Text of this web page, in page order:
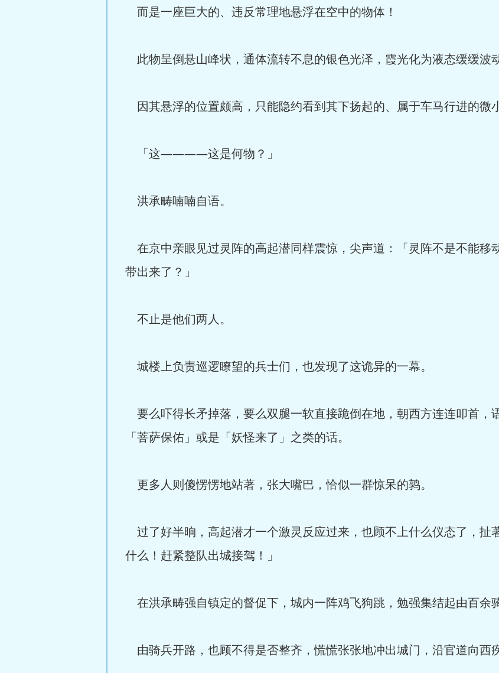
而是一座巨大的、违反常理地悬浮在空中的物体！
此物呈倒悬山峰状，通体流转不息的银色光泽，霞光化为液态缓缓波
因其悬浮的位置颇高，只能隐约看到其下扬起的、属于车马行进的微
「这————这是何物？」
洪承畴喃喃自语。
在京中亲眼见过灵阵的高起潜同样震惊，尖声道：「灵阵不是不能
带出来了？」
不止是他们两人。
城楼上负责巡逻瞭望的兵士们，也发现了这诡异的一幕。
要么吓得长矛掉落，要么双腿一软直接跪倒在地，朝西方连连叩首，
「菩萨保佑」或是「妖怪来了」之类的话。
更多人则傻愣愣地站著，张大嘴巴，恰似一群惊呆的鹑。
过了好半晌，高起潜才一个激灵反应过来，也顾不上什么仪态了，
什么！赶紧整队出城接驾！」
在洪承畴强自镇定的督促下，城内一阵鸡飞狗跳，勉强集结起由百余
由骑兵开路，也顾不得是否整齐，慌慌张张地冲出城门，沿官道向西